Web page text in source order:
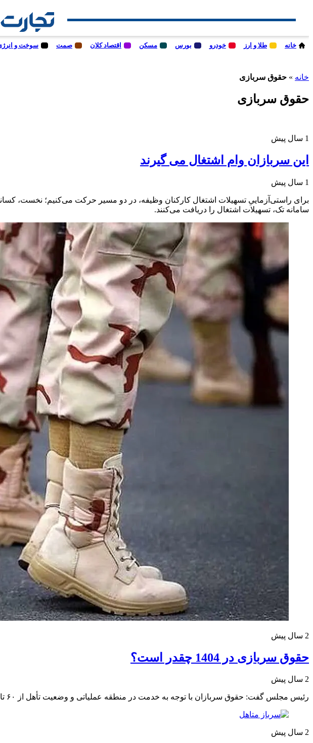
خانه طلا و ارز خودرو بورس مسکن اقتصاد کلان صمت سوخت و
خانه » حقوق سربازی
حقوق سربازی
1 سال پیش
این سربازان وام اشتغال می گیرند
1 سال پیش
برای راستی‌آزماییِ تسهیلات اشتغال کارکنان وظیفه، در دو مسیر حرکت می‌کنیم؛ نخست،
سامانه تک، تسهیلات اشتغال را دریافت می‌کنند.
2 سال پیش
حقوق سربازی در 1404 چقدر است؟
2 سال پیش
رئیس مجلس گفت: حقوق سربازان با توجه به خدمت در منطقه عملیاتی و وضعیت تأهل از ۶۰ تا ۹۰ درصد حداقل حقوق تعیین شده است.
2 سال پیش